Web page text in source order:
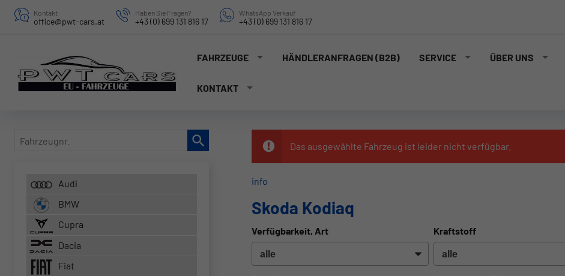
Kontakt
office@pwt-cars.at
Haben Sie Fragen?
+43 (0) 699 131 816 17
WhatsApp Verkauf
+43 (0) 699 131 816 17
FAHRZEUGE HÄNDLERANFRAGEN (B2B) SERVICE ÜBER UNS
KONTAKT
Das ausgewählte Fahrzeug ist leider nicht verfügbar.
info
Skoda Kodiaq
Verfügbarkeit, Art Kraftstoff
Fahrzeugnr.
Audi
BMW
Cupra
Dacia
Fiat